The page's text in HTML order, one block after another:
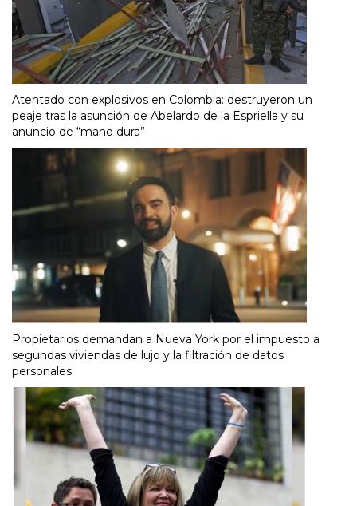
Atentado con explosivos en Colombia: destruyeron un
peaje tras la asunción de Abelardo de la Espriella y su
anuncio de “mano dura”
Propietarios demandan a Nueva York por el impuesto a
segundas viviendas de lujo y la filtración de datos
personales